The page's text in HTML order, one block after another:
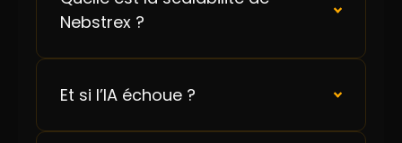
Nebstrex ?
Et si l’IA échoue ?